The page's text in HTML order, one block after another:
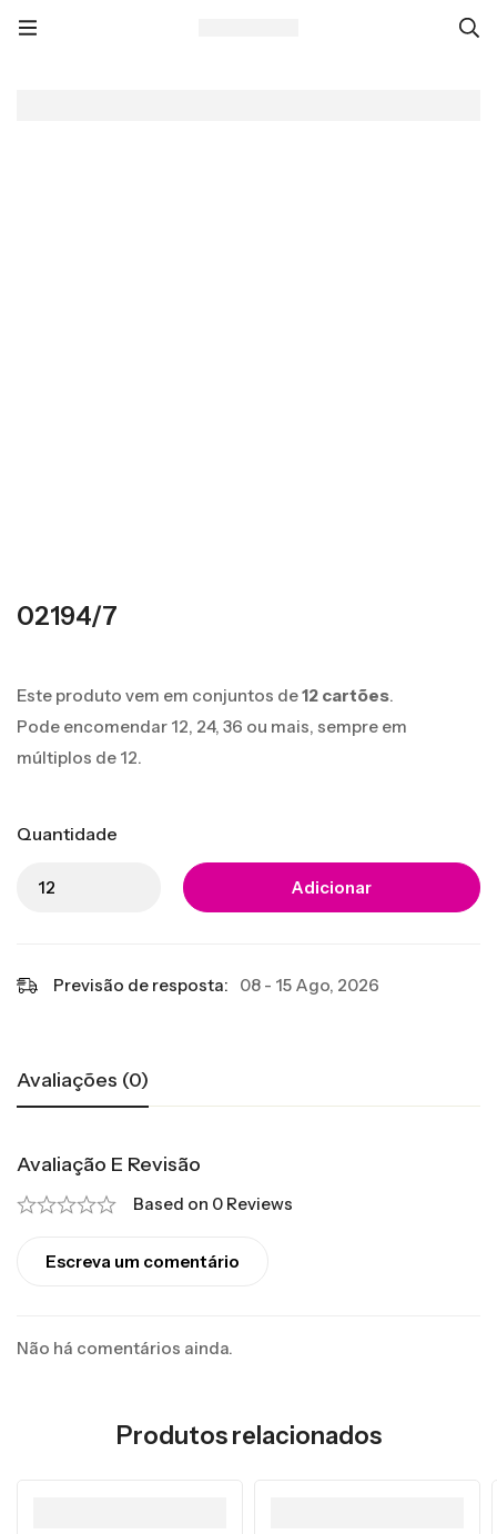
02194/7
Este produto vem em conjuntos de12 cartões.
Pode encomendar 12, 24, 36 ou mais, sempre em
múltiplos de 12.
Quantidade
Adicionar
Previsão de resposta: 08 - 15 Ago, 2026
Avaliações (0)
Avaliação E Revisão
Based on 0 Reviews
Escreva um comentário
Não há comentários ainda.
Produtos relacionados